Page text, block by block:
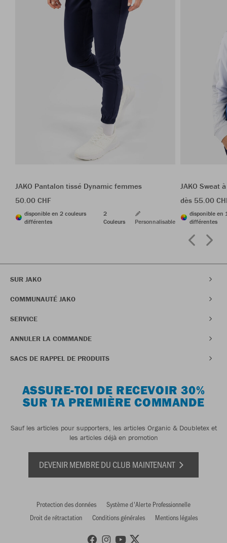
JAKO Pantalon tissé Dynamic femmes
50.00 CHF
disponible en 2 couleurs
différentes
2
Couleurs
Personnalisable
JAKO Sweat
dès 55.00
disponible en
différentes
SUR JAKO
COMMUNAUTÉ JAKO
SERVICE
ANNULER LA COMMANDE
SACS DE RAPPEL DE PRODUITS
ASSURE-TOI DE RECEVOIR 30%
SUR TA PREMIÈRE COMMANDE
Sauf les articles pour supporters, les articles Organic & Doubletex et
les articles déjà en promotion
DEVENIR MEMBRE DU CLUB MAINTENANT
Protection des données
Système d'Alerte Professionnelle
Droit de rétractation
Conditions générales Mentions légales